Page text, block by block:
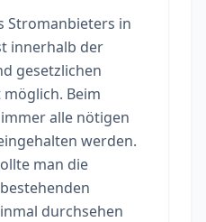
Stromanbieters in
innerhalb der
gesetzlichen
Beim
alle nötigen
werden.
man die
durchsehen